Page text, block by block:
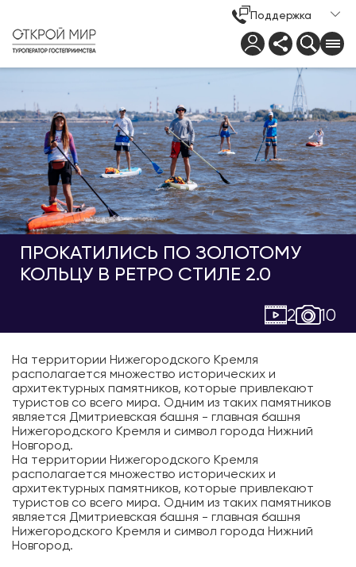
Поддержка
ПРОКАТИЛИСЬ ПО ЗОЛОТОМУ
КОЛЬЦУ В РЕТРО СТИЛЕ 2.0
2 10
На территории Нижегородского Кремля
располагается множество исторических и
архитектурных памятников, которые привлекают
туристов со всего мира. Одним из таких памятников
является Дмитриевская башня - главная башня
Нижегородского Кремля и символ города Нижний
Новгород.
На территории Нижегородского Кремля
располагается множество исторических и
архитектурных памятников, которые привлекают
туристов со всего мира. Одним из таких памятников
является Дмитриевская башня - главная башня
Нижегородского Кремля и символ города Нижний
Новгород.